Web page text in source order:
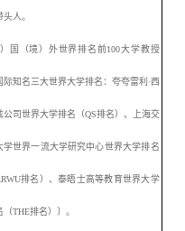
人。
国（境）外世界排名前100大学教授
际知名三大世界大学排名：夸夸雷利·西
公司世界大学排名（QS排名）、上海交
学世界一流大学研究中心世界大学排名
排名）、泰晤士高等教育世界大学
（THE排名）〕。